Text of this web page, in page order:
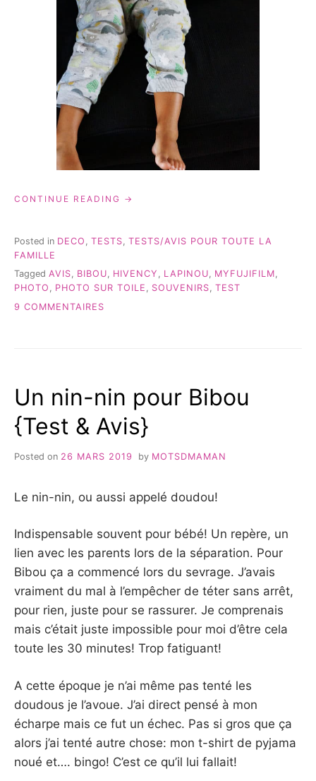
CONTINUE READING « UNE
SUR
MYFUJIFILM! »
Posted in DECO , TESTS, TESTS/AVIS POUR TOUTE LA
FAMILLE
Tagged AVIS, BIBOU, HIVENCY , LAPINOU, MYFUJIFILM,
PHOTO , PHOTO SUR TOILE , SOUVENIRS, TEST
9 COMMENTAIRES
BY
MYFUJIFILM!
Un nin-nin pour Bibou
{Test & Avis}
Posted on 26 MARS 2019 by MOTSDMAMAN
Le nin-nin, ou aussi appelé doudou!
Indispensable souvent pour bébé! Un repère, un
lien avec les parents lors de la séparation. Pour
Bibou ça a commencé lors du sevrage. J’avais
vraiment du mal à l’empêcher de téter sans arrêt,
pour rien, juste pour se rassurer. Je comprenais
mais c’était juste impossible pour moi d’être cela
toute les 30 minutes! Trop fatiguant!
A cette époque je n’ai même pas tenté les
doudous je l’avoue. J’ai direct pensé à mon
écharpe mais ce fut un échec. Pas si gros que ça
alors j’ai tenté autre chose: mon t-shirt de pyjama
noué et…. bingo! C’est ce qu’il lui fallait!